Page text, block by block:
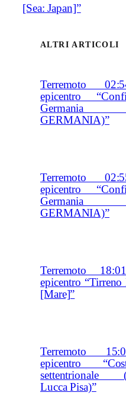
[Sea: Japan]”
ALTRI ARTICOLI
Terremoto
epicentro
Germania
GERMANIA)”
Terremoto
epicentro
Germania
GERMANIA)”
Terremoto
epicentro
[Mare]”
Terremoto
epicentro
settentrionale
Lucca Pisa)”